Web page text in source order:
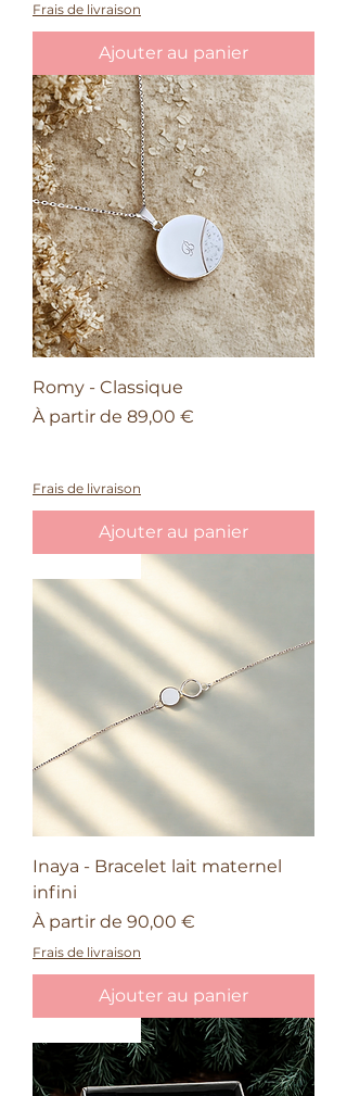
Frais de livraison
Ajouter au panier
Romy - Classique
À partir de 89,00 €
Prix promotionnel
Frais de livraison
Ajouter au panier
Inaya - Bracelet lait maternel
infini
À partir de 90,00 €
Prix promotionnel
Frais de livraison
Ajouter au panier